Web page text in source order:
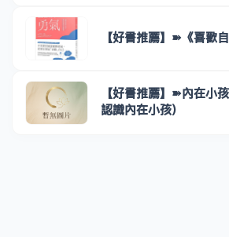
【好書推薦】➽《喜歡
【好書推薦】➽內在小
認識內在小孩)